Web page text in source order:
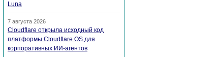
Luna
7 августа 2026
Cloudflare открыла исходный код
платформы Cloudflare OS для
корпоративных ИИ-агентов